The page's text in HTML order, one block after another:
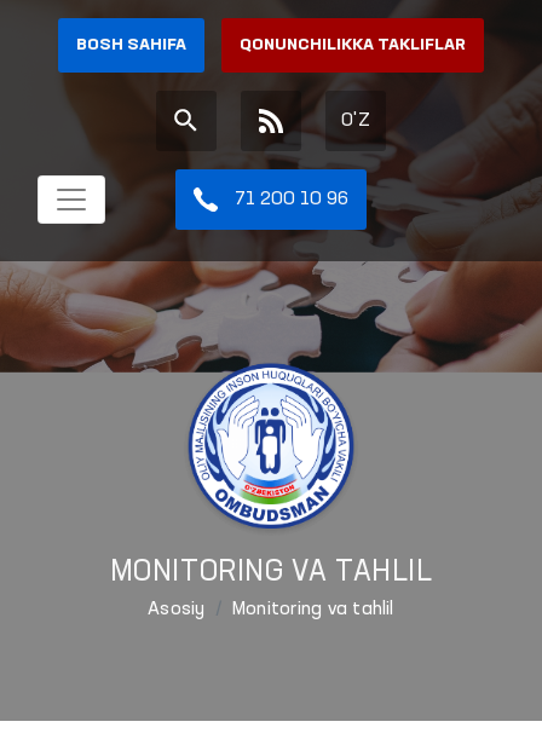
BOSH SAHIFA QONUNCHILIKKA TAKLIFLAR
O'Z
71 200 10 96
MONITORING VA TAHLIL
Asosiy Monitoring va tahlil